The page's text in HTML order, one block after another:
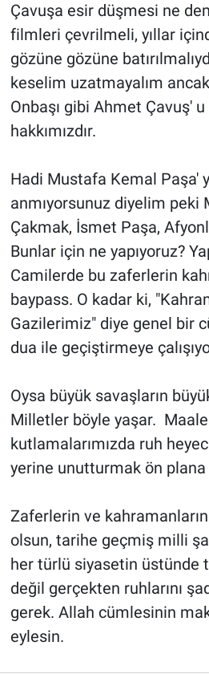
Çavuşa esir düşmesi ne
filmleri çevrilmeli, yıllar
gözüne gözüne
keselim uzatmayalım
Onbaşı gibi Ahmet Çavuş'
hakkımızdır.
Hadi Mustafa Kemal Paşa'
anmıyorsunuz diyelim peki
Çakmak, İsmet Paşa,
Bunlar için ne yapıyoruz?
Camilerde bu zaferlerin
baypass. O kadar ki,
Gazilerimiz" diye genel bir
dua ile geçiştirmeye
Oysa büyük savaşların
Milletler böyle yaşar.
kutlamalarımızda ruh
yerine unutturmak ön plana
Zaferlerin ve
olsun, tarihe geçmiş milli
her türlü siyasetin üstünde
değil gerçekten ruhlarını
gerek. Allah cümlesinin
eylesin.